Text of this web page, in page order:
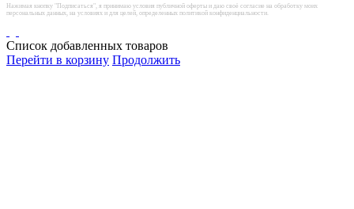
Нажимая кнопку "Подписаться", я принимаю условия публичной оферты и даю своё согласие на обработку моих
персональных данных, на условиях и для целей, определенных политикой конфиденциальности.
Список добавленных товаров
Перейти в корзину Продолжить